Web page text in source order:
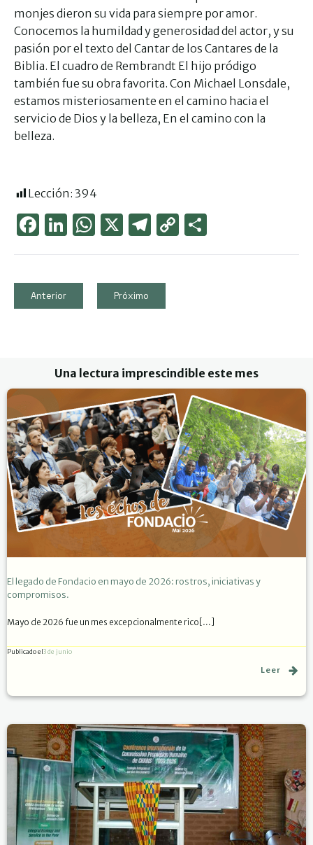
monjes dieron su vida para siempre por amor.
Conocemos la humildad y generosidad del actor, y su
pasión por el texto del Cantar de los Cantares de la
Biblia. El cuadro de Rembrandt El hijo pródigo
también fue su obra favorita. Con Michael Lonsdale,
estamos misteriosamente en el camino hacia el
servicio de Dios y la belleza, En el camino con la
belleza.
Lección: 394
Face
Link
Wha
Tele
Cop
Anterior Próximo
Una lectura imprescindible este mes
El legado de Fondacio en mayo de 2026: rostros, iniciativas y
compromisos.
Mayo de 2026 fue un mes excepcionalmente rico[…]
Publicado el3 de junio
Leer